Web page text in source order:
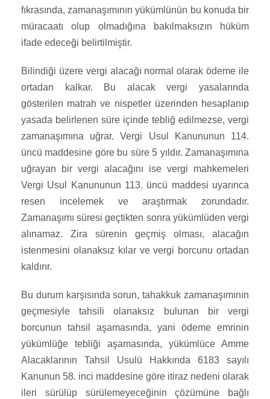
fıkrasında, zamanaşımının yükümlünün bu konuda bir
müracaatı olup olmadığına bakılmaksızın hüküm
ifade edeceği belirtilmiştir.
Bilindiği üzere vergi alacağı normal olarak ödeme ile
ortadan kalkar. Bu alacak vergi yasalarında
gösterilen matrah ve nispetler üzerinden hesaplanıp
yasada belirlenen süre içinde tebliğ edilmezse, vergi
zamanaşımına uğrar. Vergi Usul Kanununun 114.
üncü maddesine göre bu süre 5 yıldır. Zamanaşımına
uğrayan bir vergi alacağını ise vergi mahkemeleri
Vergi Usul Kanununun 113. üncü maddesi uyarınca
resen incelemek ve araştırmak zorundadır.
Zamanaşımı süresi geçtikten sonra yükümlüden vergi
alınamaz. Zira sürenin geçmiş olması, alacağın
istenmesini olanaksız kılar ve vergi borcunu ortadan
kaldırır.
Bu durum karşısında sorun, tahakkuk zamanaşımının
geçmesiyle tahsili olanaksız bulunan bir vergi
borcunun tahsil aşamasında, yani ödeme emrinin
yükümlüğe tebliği aşamasında, yükümlüce Amme
Alacaklarının Tahsil Usulü Hakkında 6183 sayılı
Kanunun 58. inci maddesine göre itiraz nedeni olarak
ileri sürülüp sürülemeyeceğinin çözümüne bağlı